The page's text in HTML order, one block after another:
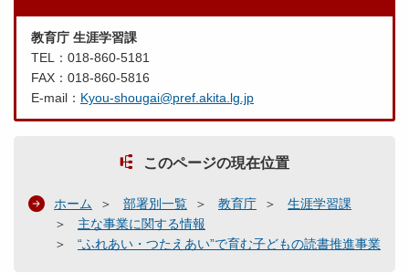
教育庁 生涯学習課
TEL：018-860-5181
FAX：018-860-5816
E-mail： Kyou-shougai@pref.akita.lg.jp
このページの現在位置
ホーム 部署別一覧 教育庁
生涯学習課
主な事業に関する情報
“ふれあい・つたえあい”で育む子どもの読書推進事業